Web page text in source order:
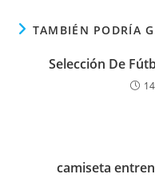
TAMBIÉN PODRÍA
Selección De
camiseta